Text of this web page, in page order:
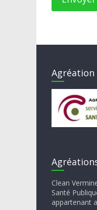
Agréation
Clean
Santé
appartenant